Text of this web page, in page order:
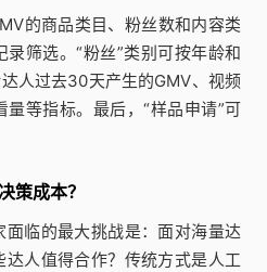
的商品类目、粉丝数和内容类
筛选。“粉丝”类别可按年龄和
人过去30天产生的GMV、视频
等指标。最后，“样品申请”可
策成本？
临的最大挑战是：面对海量达
人值得合作？传统方式是人工